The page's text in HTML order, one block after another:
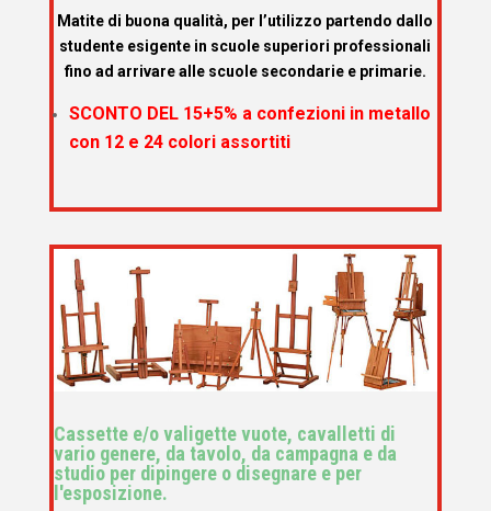
Matite di buona qualità, per l’utilizzo partendo dallo
studente esigente in scuole superiori professionali
fino ad arrivare alle scuole secondarie e primarie.
SCONTO DEL 15+5% a confezioni in metallo
con 12 e 24 colori assortiti
Cassette e/o valigette vuote, cavalletti di
vario genere, da tavolo, da campagna e da
studio per dipingere o disegnare e per
l'esposizione.